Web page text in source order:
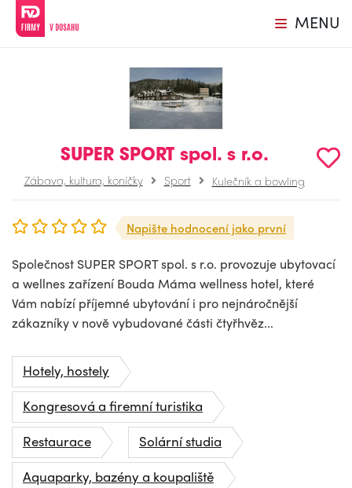
MENU
SUPER SPORT spol. s r.o.
Zábava, kultura, koníčky Sport Kulečník a bowling
Napište hodnocení jako první
Společnost SUPER SPORT spol. s r.o. provozuje ubytovací
a wellnes zařízení Bouda Máma wellness hotel, které
Vám nabízí příjemné ubytování i pro nejnáročnější
zákazníky v nově vybudované části čtyřhvěz...
Hotely, hostely
Kongresová a firemní turistika
Restaurace
Solární studia
Aquaparky, bazény a koupaliště